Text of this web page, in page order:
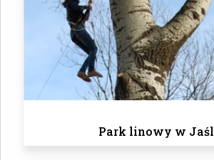
Park linowy w